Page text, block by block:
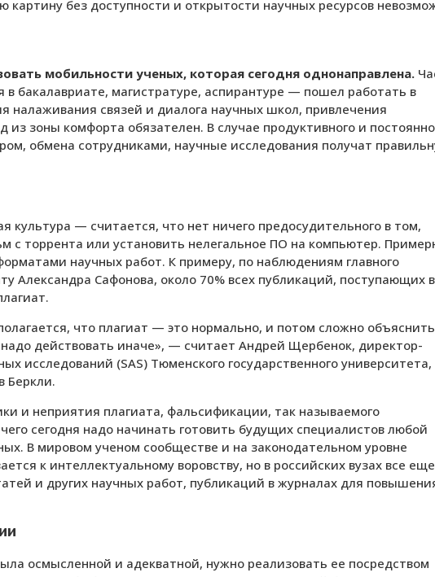
без доступности и открытости научных ресурсов
мобильности ученых, которая сегодня однонаправлена.
в бакалавриате, магистратуре, аспирантуре — пошел работать в
налаживания связей и диалога научных школ, привлечения
из зоны комфорта обязателен. В случае продуктивного и
обмена сотрудниками, научные исследования получат
культура — считается, что нет ничего предосудительного в том,
с торрента или установить нелегальное ПО на компьютер.
научных работ. К примеру, по наблюдениям главного
Александра Сафонова, около 70% всех публикаций, поступающих в
что плагиат — это нормально, и потом сложно объяснить
действовать иначе», — считает Андрей Щербенок, директор-
исследований (SAS) Тюменского государственного университета,
Беркли.
и неприятия плагиата, фальсификации, так называемого
сегодня надо начинать готовить будущих специалистов любой
В мировом ученом сообществе и на законодательном уровне
к интеллектуальному воровству, но в российских вузах все еще
и других научных работ, публикаций в журналах для
осмысленной и адекватной, нужно реализовать ее посредством